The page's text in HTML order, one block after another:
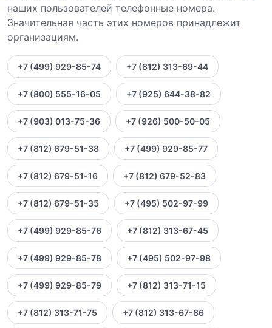
наших пользователей телефонные номера.
Значительная часть этих номеров принадлежит
организациям.
+7 (499) 929-85-74 +7 (812) 313-69-44
+7 (800) 555-16-05 +7 (925) 644-38-82
+7 (903) 013-75-36 +7 (926) 500-50-05
+7 (812) 679-51-38 +7 (499) 929-85-77
+7 (812) 679-51-16 +7 (812) 679-52-83
+7 (812) 679-51-35 +7 (495) 502-97-99
+7 (499) 929-85-76 +7 (812) 313-67-45
+7 (499) 929-85-78 +7 (495) 502-97-98
+7 (499) 929-85-79 +7 (812) 313-71-15
+7 (812) 313-71-75 +7 (812) 313-67-86